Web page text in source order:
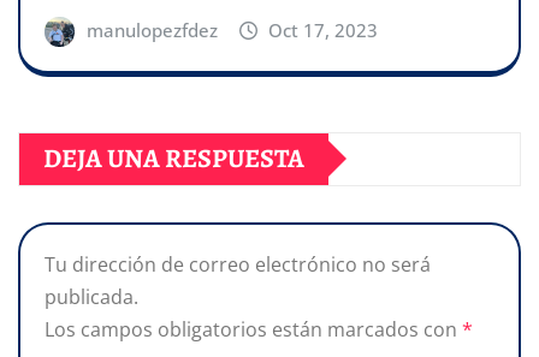
manulopezfdez Oct 17, 2023
DEJA UNA RESPUESTA
Tu dirección de correo electrónico no será
publicada.
Los campos obligatorios están marcados con *